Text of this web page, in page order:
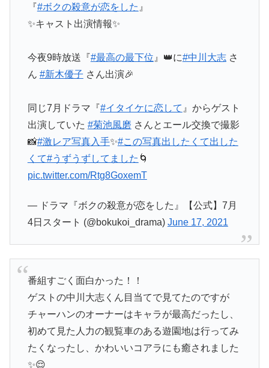
『#ボクの殺意が恋をした 』
✨キャスト出演情報✨
今夜9時放送『#最高の最下位 』👑に#中川大志さ
ん #新木優子 さん出演🎉
同じ7月ドラマ『#イタイケに恋して 』からゲスト
出演していた #菊池風磨 さんとエール交換で撮影
📸#激レア写真入手✨#この写真出したくて出した
くて#うずうずしてました 🌀
pic.twitter.com/Rtg8GoxemT
— ドラマ『ボクの殺意が恋をした』【公式】7月
4日スタート (@bokukoi_drama) June 17, 2021
番組すごく面白かった！！
ゲストの中川大志くん目当てで見てたのですが
チャーハンのオーナーはキャラが最高だったし、
初めて見た人力の観覧車のある遊園地は行ってみ
たくなったし、かわいいコアラにも癒されました
✨😌